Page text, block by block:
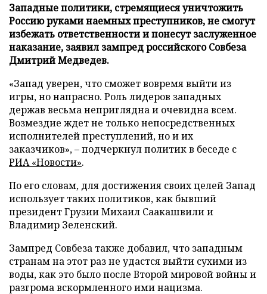
Западные политики, стремящиеся уничтожить
Россию руками наемных преступников, не смогут
избежать ответственности и понесут заслуженное
наказание, заявил зампред российского Совбеза
Дмитрий Медведев.
«Запад уверен, что сможет вовремя выйти из
игры, но напрасно. Роль лидеров западных
держав весьма неприглядна и очевидна всем.
Возмездие ждет не только непосредственных
исполнителей преступлений, но и их
заказчиков», – подчеркнул политик в беседе с
РИА «Новости».
По его словам, для достижения своих целей Запад
использует таких политиков, как бывший
президент Грузии Михаил Саакашвили и
Владимир Зеленский.
Зампред Совбеза также добавил, что западным
странам на этот раз не удастся выйти сухими из
воды, как это было после Второй мировой войны и
разгрома вскормленного ими нацизма.